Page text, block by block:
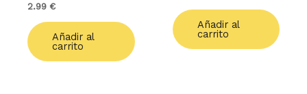
2.99 €
Añadir al
carrito
Añadir al
carrito